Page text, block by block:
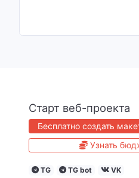
Старт веб-проекта
Бесплатно создать
Узнать
TG TG bot VK